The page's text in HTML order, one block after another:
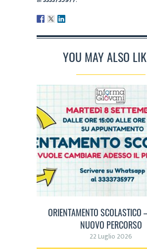
YOU MAY ALSO
ORIENTAMENTO SCOLASTICO
NUOVO PERCORSO
22 Luglio 2026